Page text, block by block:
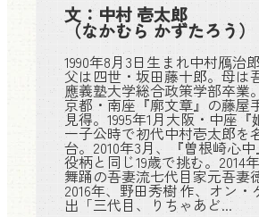
文：中村 壱太郎
（なかむら かずたろう）
1990年8月3日生まれ中村鴈治
父は四世・坂田藤十郎。母は
應義塾大学総合政策学部卒業
京都・南座『廓文章』の藤屋
見得。1995年1月大阪・中座『
一子公時で初代中村壱太郎を
台。2010年3月、『曽根崎心
役柄と同じ19歳で挑む。2014
舞踊の吾妻流七代目家元吾妻
2016年、野田秀樹 作、オン・
出「三代目、りちゃあど...